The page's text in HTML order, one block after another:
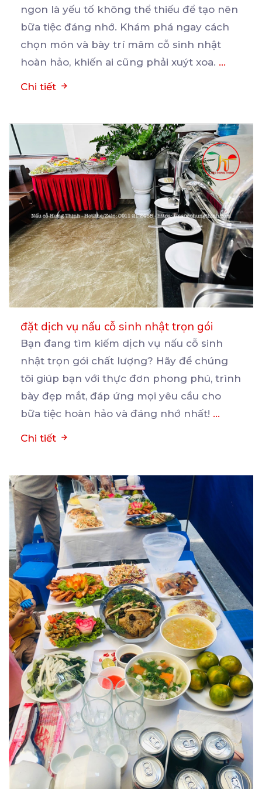
ngon là yếu tố không thể thiếu để tạo nên
bữa tiệc đáng nhớ. Khám phá ngay cách
chọn món và bày trí mâm cỗ sinh nhật
hoàn hảo, khiến ai cũng phải xuýt xoa. ...
Chi tiết
đặt dịch vụ nấu cỗ sinh nhật trọn gói
Bạn đang tìm kiếm dịch vụ nấu cỗ sinh
nhật trọn gói chất lượng? Hãy để chúng
tôi giúp bạn với thực đơn phong phú, trình
bày đẹp mắt, đáp ứng mọi yêu cầu cho
bữa tiệc hoàn hảo và đáng nhớ nhất! ...
Chi tiết